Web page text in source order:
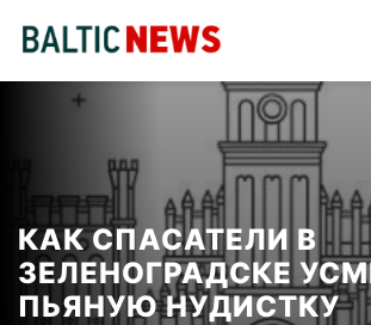
КАК СПАСАТЕЛИ В
ЗЕЛЕНОГРАДСКЕ
ПЬЯНУЮ НУДИСТКУ